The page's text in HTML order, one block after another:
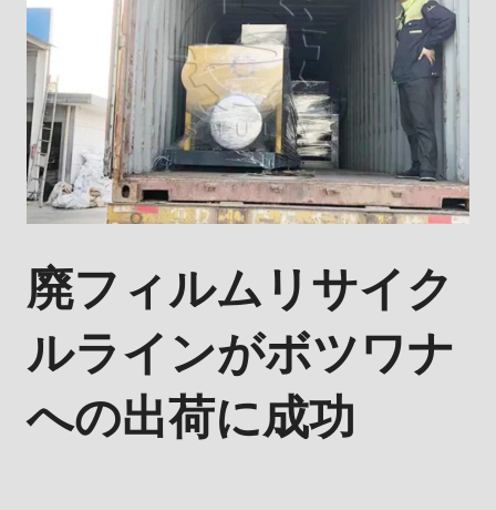
廃フィルムリサイク
ルラインがボツワナ
への出荷に成功